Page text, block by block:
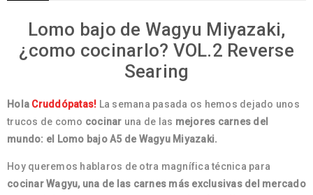
Lomo bajo de Wagyu Miyazaki,
¿como cocinarlo? VOL.2 Reverse
Searing
Hola Cruddópatas! La semana pasada os hemos dejado unos
trucos de como cocinar una de las mejores carnes del
mundo: el Lomo bajo A5 de Wagyu Miyazaki.
Hoy queremos hablaros de otra magnífica técnica para
cocinar Wagyu, una de las carnes más exclusivas del mercado